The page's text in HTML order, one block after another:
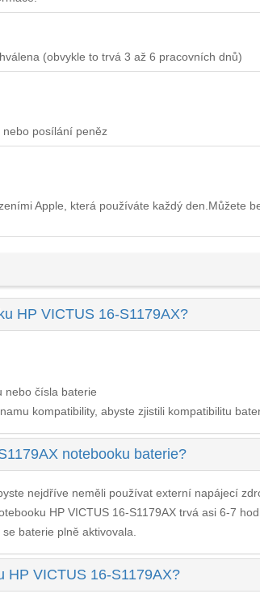
(obvykle to trvá 3 až 6 pracovních dnů)
posílání peněz
Apple, která používáte každý den.Můžete
HP VICTUS 16-S1179AX?
nebo čísla baterie
kompatibility, abyste zjistili kompatibilitu
notebooku baterie?
nejdříve neměli používat externí napájecí
HP VICTUS 16-S1179AX trvá asi 6-7
baterie plně aktivovala.
HP VICTUS 16-S1179AX?